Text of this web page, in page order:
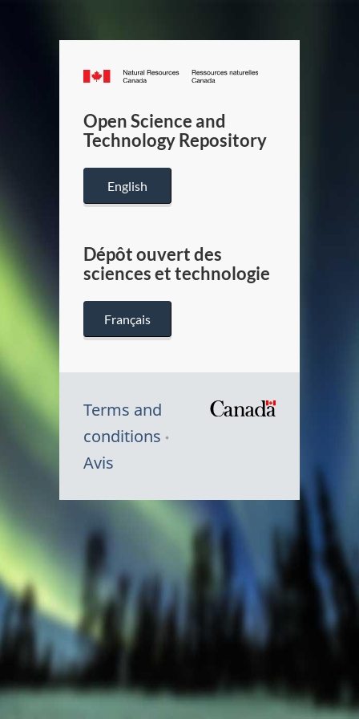
Canada.ca
/
Canada
Open Science and
Technology Repository
English
Dépôt ouvert des
sciences et technologie
Français
Terms and
conditions
Avis
Canada